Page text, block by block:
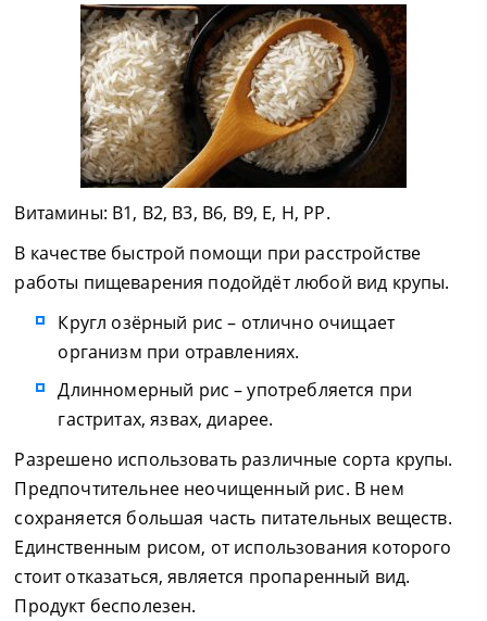
Витамины: B1, B2, B3, B6, B9, Е, H, PP.
В качестве быстрой помощи при расстройстве
работы пищеварения подойдёт любой вид крупы.
Кругл озёрный рис – отлично очищает
организм при отравлениях.
Длинномерный рис – употребляется при
гастритах, язвах, диарее.
Разрешено использовать различные сорта крупы.
Предпочтительнее неочищенный рис. В нем
сохраняется большая часть питательных веществ.
Единственным рисом, от использования которого
стоит отказаться, является пропаренный вид.
Продукт бесполезен.